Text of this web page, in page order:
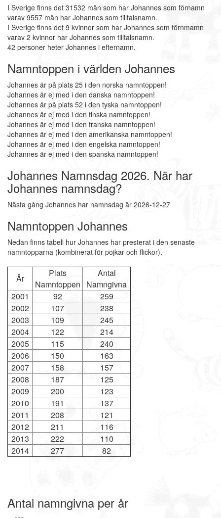
I Sverige finns det 31532 män som har Johannes som förnamn
varav 9557 män har Johannes som tilltalsnamn.
I Sverige finns det 9 kvinnor som har Johannes som förnmamn
varav 2 kvinnor har Johannes som tilltalsnamn.
42 personer heter Johannes i efternamn.
Namntoppen i världen Johannes
Johannes är på plats 25 i den norska namntoppen!
Johannes är ej med i den danska namntoppen!
Johannes är på plats 52 i den tyska namntoppen!
Johannes är ej med i den finska namntoppen!
Johannes är ej med i den franska namntoppen!
Johannes är ej med i den amerikanska namntoppen!
Johannes är ej med i den engelska namntoppen!
Johannes är ej med i den spanska namntoppen!
Johannes Namnsdag 2026. När har
Johannes namnsdag?
Nästa gång Johannes har namnsdag är 2026-12-27
Namntoppen Johannes
Nedan finns tabell hur Johannes har presterat i den senaste
namntopparna (kombinerat för pojkar och flickor).
År
Plats
Namntoppen
Antal
Namngivna
2001
92
259
2002
107
238
2003
109
245
2004
122
214
2005
115
240
2006
150
163
2007
158
157
2008
187
125
2009
200
123
2010
191
137
2011
208
121
2012
211
116
2013
222
110
2014
277 82
Antal namngivna per år